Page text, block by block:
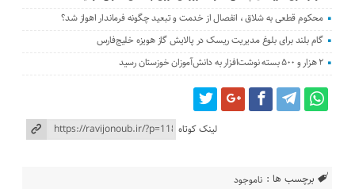
محکوم قطعی به شلاق ، انفصال از خدمت و تبعید چگونه فرماندار اهواز شد؟
گام بلند برای بلوغ مدیریت ریسک در پالایش گاز هویزه خلیج‌فارس
۲ هزار و ۵۰۰ بسته نوشت‌افزار به دانش‌آموزان خوزستان رسید
لینک کوتاه
برچسب ها : ناموجود